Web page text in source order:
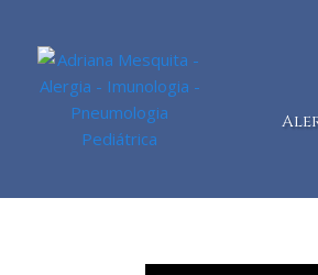
conteúdo